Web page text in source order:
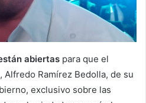
abiertas para que el
Ramírez Bedolla, de su
exclusivo sobre las